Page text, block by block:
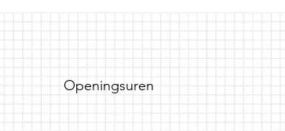
Openingsuren